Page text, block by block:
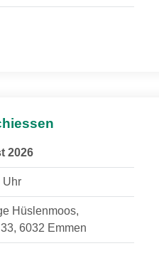
2026
Uhr
Hüslenmoos,
6032 Emmen